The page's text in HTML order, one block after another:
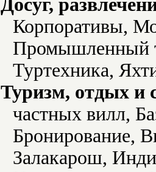
Досуг,
Корпоративы,
Промышленный
Туртехника,
Туризм, отдых и
частных вилл,
Бронирование,
Залакарош,